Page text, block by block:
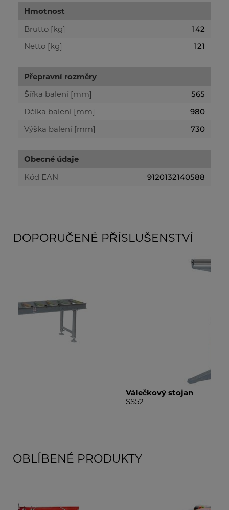
Hmotnost
Brutto [kg]
142
Netto [kg]
121
Přepravní rozměry
Šířka balení [mm]
565
Délka balení [mm]
980
Výška balení [mm]
730
Obecné údaje
Kód EAN
9120132140588
DOPORUČENÉ PŘÍSLUŠENSTVÍ
OBLÍBENÉ PRODUKTY